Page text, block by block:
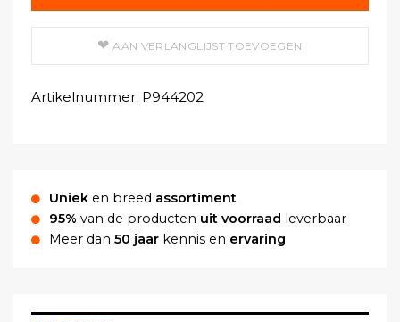
AAN VERLANGLIJST TOEVOEGEN
Artikelnummer: P944202
Uniek en breed assortiment
95% van de producten uit voorraad leverbaar
Meer dan 50 jaar kennis en ervaring